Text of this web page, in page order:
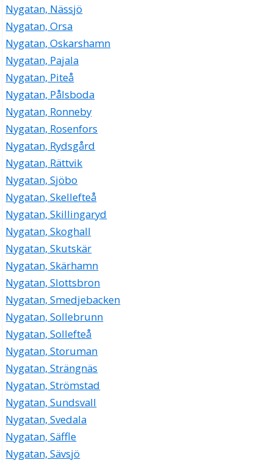
Nygatan, Nässjö
Nygatan, Orsa
Nygatan, Oskarshamn
Nygatan, Pajala
Nygatan, Piteå
Nygatan, Pålsboda
Nygatan, Ronneby
Nygatan, Rosenfors
Nygatan, Rydsgård
Nygatan, Rättvik
Nygatan, Sjöbo
Nygatan, Skellefteå
Nygatan, Skillingaryd
Nygatan, Skoghall
Nygatan, Skutskär
Nygatan, Skärhamn
Nygatan, Slottsbron
Nygatan, Smedjebacken
Nygatan, Sollebrunn
Nygatan, Sollefteå
Nygatan, Storuman
Nygatan, Strängnäs
Nygatan, Strömstad
Nygatan, Sundsvall
Nygatan, Svedala
Nygatan, Säffle
Nygatan, Sävsjö